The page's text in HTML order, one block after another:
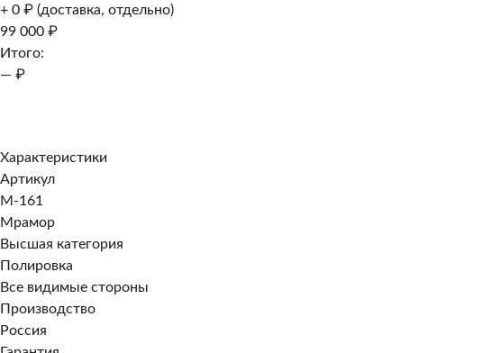
+ 0 ₽ (доставка, отдельно)
99 000 ₽
Итого:
— ₽
Характеристики
Артикул
M-161
Мрамор
Высшая категория
Полировка
Все видимые стороны
Производство
Россия